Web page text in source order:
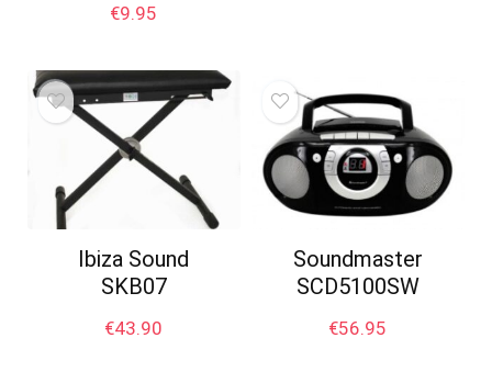
€9.95
Ibiza Sound
SKB07
€43.90
Soundmaster
SCD5100SW
€56.95